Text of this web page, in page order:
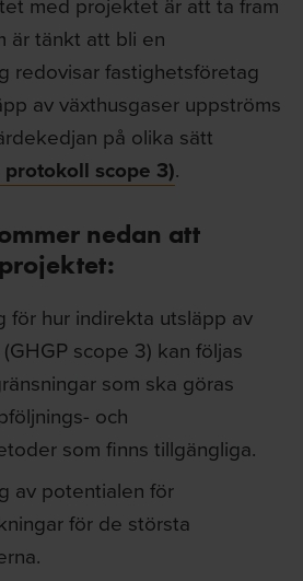
är tänkt att bli en
redovisar fastighetsföretag
av växthusgaser uppströms
på olika sätt
scope 3).
nedan att
för hur indirekta utsläpp av
scope 3) kan följas
som ska göras
och
som finns tillgängliga.
av potentialen för
för de största